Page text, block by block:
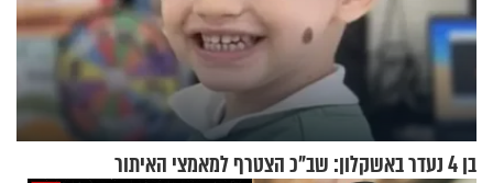
בן 4 נעדר באשקלון: שב"כ הצטרף למאמצי האיתור